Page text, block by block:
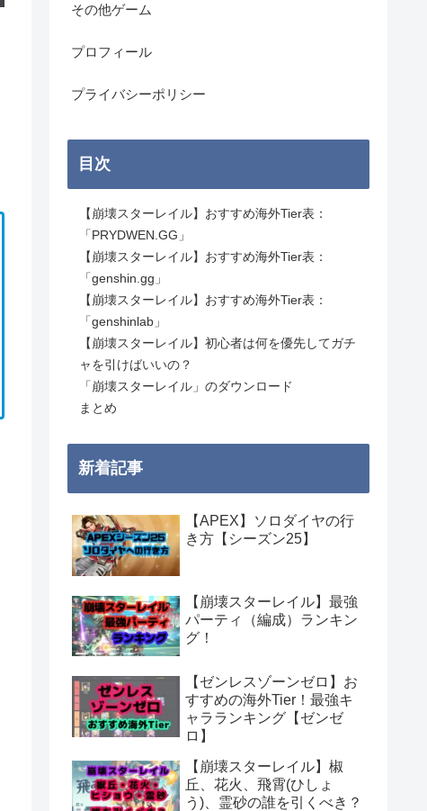
その他ゲーム
プロフィール
プライバシーポリシー
目次
【崩壊スターレイル】おすすめ海外Tier表：
「PRYDWEN.GG」
【崩壊スターレイル】おすすめ海外Tier表：
「genshin.gg」
【崩壊スターレイル】おすすめ海外Tier表：
「genshinlab」
【崩壊スターレイル】初心者は何を優先してガチ
ャを引けばいいの？
「崩壊スターレイル」のダウンロード
まとめ
新着記事
【APEX】ソロダイヤの行
き方【シーズン25】
【崩壊スターレイル】最強
パーティ（編成）ランキン
グ！
【ゼンレスゾーンゼロ】お
すすめの海外Tier！最強キ
ャラランキング【ゼンゼ
ロ】
【崩壊スターレイル】椒
丘、花火、飛霄(ひしょ
う)、霊砂の誰を引くべき？